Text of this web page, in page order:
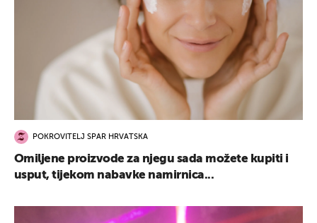
POKROVITELJ SPAR HRVATSKA
Omiljene proizvode za njegu sada možete kupiti i
usput, tijekom nabavke namirnica...